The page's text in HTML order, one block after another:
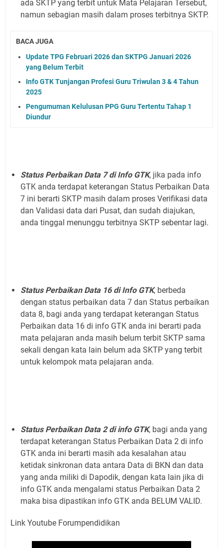
ada SKTP yang terbit untuk Mata Pelajaran Tersebut,
namun sebagian masih dalam proses terbitnya SKTP.
BACA JUGA
Update TPG Februari 2026 dan SKTPG Januari 2026
yang Belum Terbit
Info GTK Tunjangan Profesi Guru Triwulan 3 & 4 Tahun
2025
Pengumuman Kelulusan PPG Guru Tertentu Tahap 1
Diundur
Status Perbaikan Data 7 di Info GTK, jika pada info
GTK anda terdapat keterangan Status Perbaikan Data
7 ini berarti SKTP masih dalam proses Verifikasi data
dan Validasi data dari Pusat, dan sudah diajukan,
anda tinggal menunggu terbitnya SKTP sebentar lagi.
Status Perbaikan Data 16 di Info GTK, berbeda
dengan status perbaikan data 7 dan Status perbaikan
data 8, bagi anda yang terdapat keterangan Status
Perbaikan data 16 di info GTK anda ini berarti pada
mata pelajaran anda masih belum terbit SKTP sama
sekali dengan kata lain belum ada SKTP yang terbit
untuk kelompok mata pelajaran anda.
Status Perbaikan Data 2 di info GTK, bagi anda yang
terdapat keterangan Status Perbaikan Data 2 di info
GTK anda ini berarti masih ada kesalahan atau
ketidak sinkronan data antara Data di BKN dan data
yang anda miliki di Dapodik, dengan kata lain jika di
info GTK anda mengalami status Perbaikan Data 2
maka bisa dipastikan info GTK anda BELUM VALID.
Link Youtube Forumpendidikan